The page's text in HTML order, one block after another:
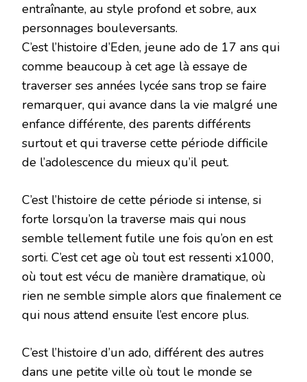
entraînante, au style profond et sobre, aux
personnages bouleversants.
C’est l’histoire d’Eden, jeune ado de 17 ans qui
comme beaucoup à cet age là essaye de
traverser ses années lycée sans trop se faire
remarquer, qui avance dans la vie malgré une
enfance différente, des parents différents
surtout et qui traverse cette période difficile
de l’adolescence du mieux qu’il peut.
C’est l’histoire de cette période si intense, si
forte lorsqu’on la traverse mais qui nous
semble tellement futile une fois qu’on en est
sorti. C’est cet age où tout est ressenti x1000,
où tout est vécu de manière dramatique, où
rien ne semble simple alors que finalement ce
qui nous attend ensuite l’est encore plus.
C’est l’histoire d’un ado, différent des autres
dans une petite ville où tout le monde se